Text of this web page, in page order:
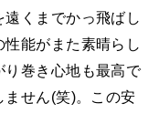
くまでかっ飛ばし
能がまた素晴らし
り巻き心地も最高で
せん(笑)。この安